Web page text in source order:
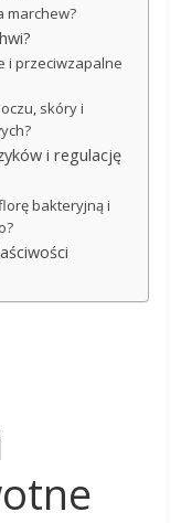
marchew?
i przeciwzapalne
skóry i
i regulację
bakteryjną i